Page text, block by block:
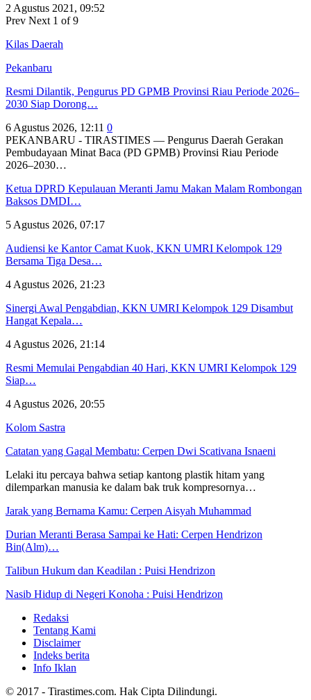
2 Agustus 2021, 09:52
Prev Next 1 of 9
Kilas Daerah
Pekanbaru
Resmi Dilantik, Pengurus PD GPMB Provinsi Riau Periode 2026–
2030 Siap Dorong…
6 Agustus 2026, 12:11 0
PEKANBARU - TIRASTIMES — Pengurus Daerah Gerakan
Pembudayaan Minat Baca (PD GPMB) Provinsi Riau Periode
2026–2030…
Ketua DPRD Kepulauan Meranti Jamu Makan Malam Rombongan
Baksos DMDI…
5 Agustus 2026, 07:17
Audiensi ke Kantor Camat Kuok, KKN UMRI Kelompok 129
Bersama Tiga Desa…
4 Agustus 2026, 21:23
Sinergi Awal Pengabdian, KKN UMRI Kelompok 129 Disambut
Hangat Kepala…
4 Agustus 2026, 21:14
Resmi Memulai Pengabdian 40 Hari, KKN UMRI Kelompok 129
Siap…
4 Agustus 2026, 20:55
Kolom Sastra
Catatan yang Gagal Membatu: Cerpen Dwi Scativana Isnaeni
Lelaki itu percaya bahwa setiap kantong plastik hitam yang
dilemparkan manusia ke dalam bak truk kompresornya…
Jarak yang Bernama Kamu: Cerpen Aisyah Muhammad
Durian Meranti Berasa Sampai ke Hati: Cerpen Hendrizon
Bin(Alm)…
Talibun Hukum dan Keadilan : Puisi Hendrizon
Nasib Hidup di Negeri Konoha : Puisi Hendrizon
Redaksi
Tentang Kami
Disclaimer
Indeks berita
Info Iklan
© 2017 - Tirastimes.com. Hak Cipta Dilindungi.